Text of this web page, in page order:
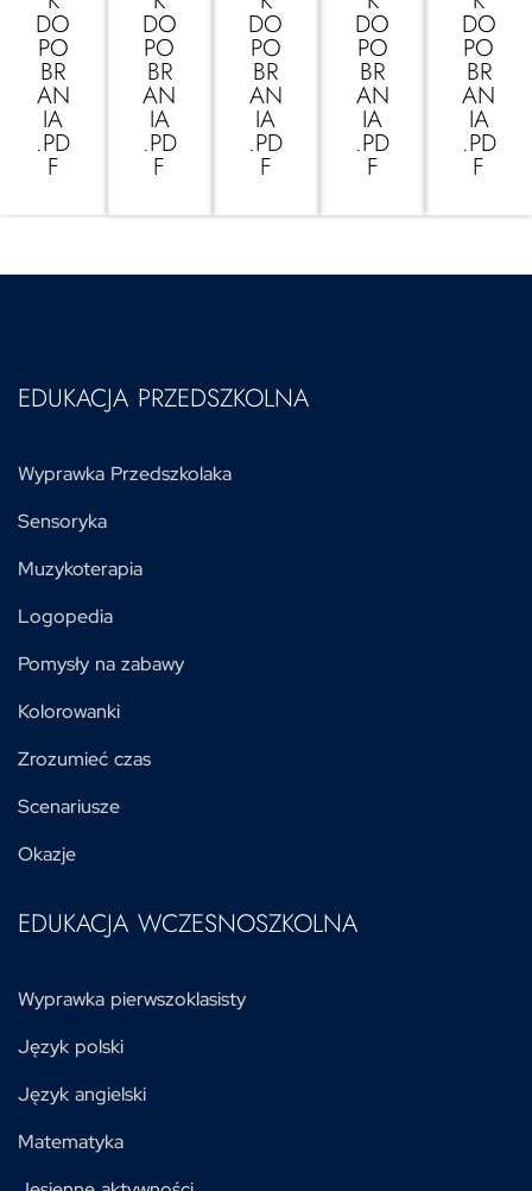
DO
PO
BR
AN
IA
.PD
F
DO
PO
BR
AN
IA
.PD
F
DO
PO
BR
AN
IA
.PD
F
DO
PO
BR
AN
IA
.PD
F
DO
PO
BR
AN
IA
.PD
F
EDUKACJA PRZEDSZKOLNA
Wyprawka Przedszkolaka
Sensoryka
Muzykoterapia
Logopedia
Pomysły na zabawy
Kolorowanki
Zrozumieć czas
Scenariusze
Okazje
EDUKACJA WCZESNOSZKOLNA
Wyprawka pierwszoklasisty
Język polski
Język angielski
Matematyka